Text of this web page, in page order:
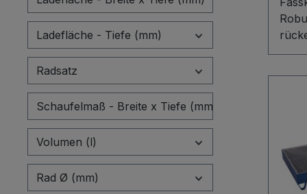
Ladefläche - Tiefe (mm)
Radsatz
Schaufelmaß - Breite x Tiefe (mm)
Volumen (l)
Rad Ø (mm)